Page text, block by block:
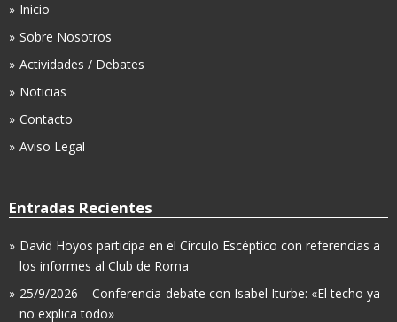
Inicio
Sobre Nosotros
Actividades / Debates
Noticias
Contacto
Aviso Legal
Entradas Recientes
David Hoyos participa en el Círculo Escéptico con referencias a
los informes al Club de Roma
25/9/2026 – Conferencia-debate con Isabel Iturbe: «El techo ya
no explica todo»